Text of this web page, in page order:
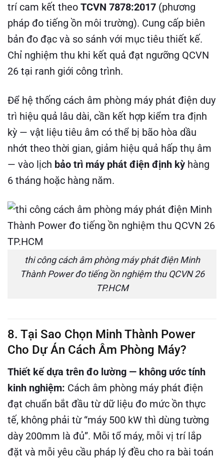
trí cam kết theo TCVN 7878:2017 (phương
pháp đo tiếng ồn môi trường). Cung cấp biên
bản đo đạc và so sánh với mục tiêu thiết kế.
Chỉ nghiệm thu khi kết quả đạt ngưỡng QCVN
26 tại ranh giới công trình.
Để hệ thống cách âm phòng máy phát điện duy
trì hiệu quả lâu dài, cần kết hợp kiểm tra định
kỳ — vật liệu tiêu âm có thể bị bão hòa dầu
nhớt theo thời gian, giảm hiệu quả hấp thụ âm
— vào lịch bảo trì máy phát điện định kỳ hàng
6 tháng hoặc hàng năm.
thi công cách âm phòng máy phát điện Minh
Thành Power đo tiếng ồn nghiệm thu QCVN 26
TP.HCM
8. Tại Sao Chọn Minh Thành Power
Cho Dự Án Cách Âm Phòng Máy?
Thiết kế dựa trên đo lường — không ước tính
kinh nghiệm: Cách âm phòng máy phát điện
đạt chuẩn bắt đầu từ dữ liệu đo mức ồn thực
tế, không phải từ “máy 500 kW thì dùng tường
dày 200mm là đủ”. Mỗi tổ máy, mỗi vị trí lắp
đặt và mỗi yêu cầu pháp lý đều cho ra bài toán